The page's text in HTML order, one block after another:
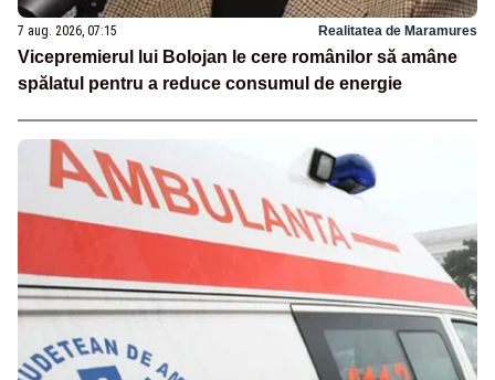
7 aug. 2026, 07:15 Realitatea de Maramures
Vicepremierul lui Bolojan le cere românilor să amâne
spălatul pentru a reduce consumul de energie